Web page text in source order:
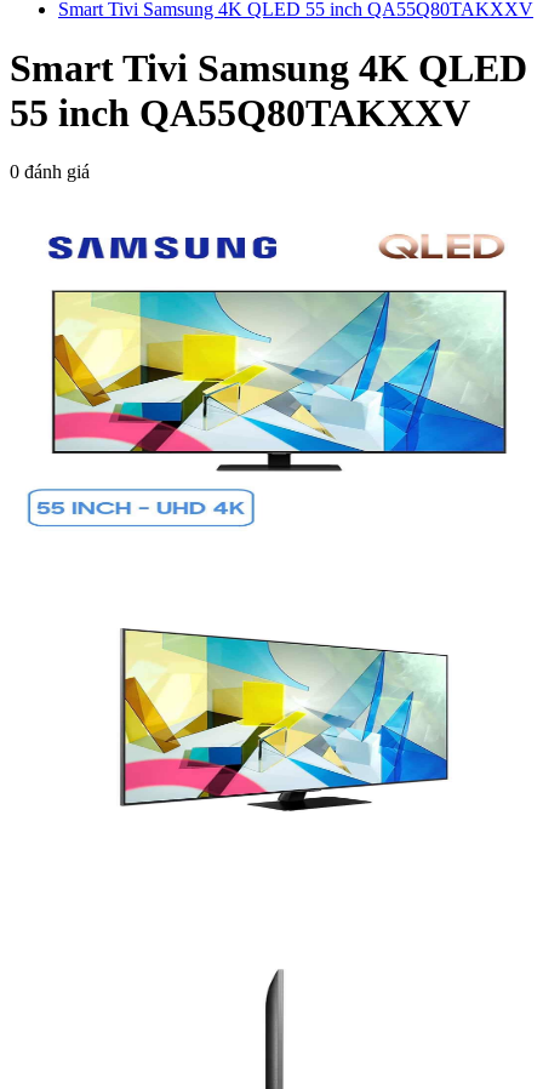
Smart Tivi Samsung 4K QLED 55 inch QA55Q80TAKXXV
Smart Tivi Samsung 4K QLED
55 inch QA55Q80TAKXXV
0 đánh giá